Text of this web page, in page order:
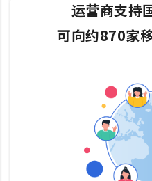
运营商支持
可向约870家